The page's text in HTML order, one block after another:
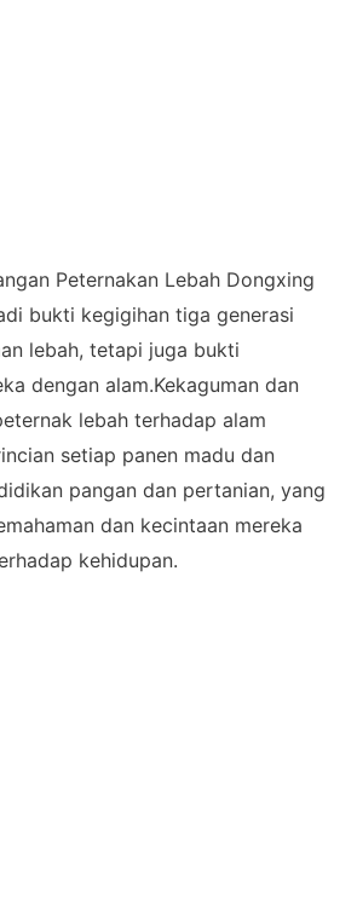
Peternakan Lebah Dongxing
bukti kegigihan tiga generasi
lebah, tetapi juga bukti
dengan alam.Kekaguman dan
lebah terhadap alam
setiap panen madu dan
pangan dan pertanian, yang
dan kecintaan mereka
kehidupan.